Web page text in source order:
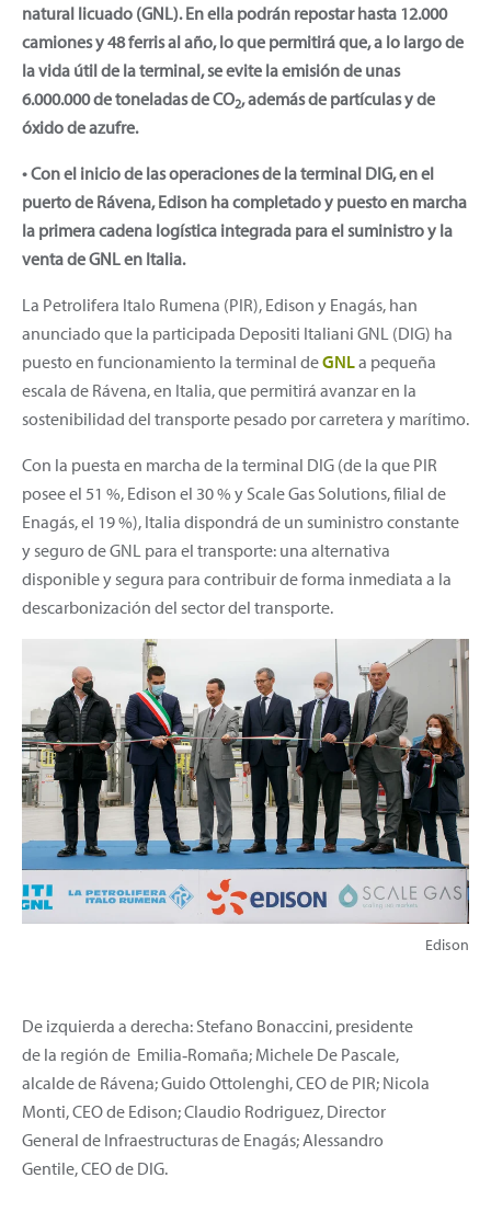
natural licuado (GNL). En ella podrán repostar hasta 12.000
camiones y 48 ferris al año, lo que permitirá que, a lo largo de
la vida útil de la terminal, se evite la emisión de unas
6.000.000 de toneladas de CO2, además de partículas y de
óxido de azufre.
• Con el inicio de las operaciones de la terminal DIG, en el
puerto de Rávena, Edison ha completado y puesto en marcha
la primera cadena logística integrada para el suministro y la
venta de GNL en Italia.
La Petrolifera Italo Rumena (PIR), Edison y Enagás, han
anunciado que la participada Depositi Italiani GNL (DIG) ha
puesto en funcionamiento la terminal deGNLa pequeña
escala de Rávena, en Italia, que permitirá avanzar en la
sostenibilidad del transporte pesado por carretera y marítimo.
Con la puesta en marcha de la terminal DIG (de la que PIR
posee el 51 %, Edison el 30 % y Scale Gas Solutions, filial de
Enagás, el 19 %), Italia dispondrá de un suministro constante
y seguro de GNL para el transporte: una alternativa
disponible y segura para contribuir de forma inmediata a la
descarbonización del sector del transporte.
Edison
De izquierda a derecha: Stefano Bonaccini, presidente
de la región de Emilia‑Romaña; Michele De Pascale,
alcalde de Rávena; Guido Ottolenghi, CEO de PIR; Nicola
Monti, CEO de Edison; Claudio Rodriguez, Director
General de Infraestructuras de Enagás; Alessandro
Gentile, CEO de DIG.